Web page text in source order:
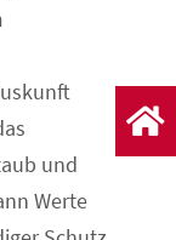

und
Werte